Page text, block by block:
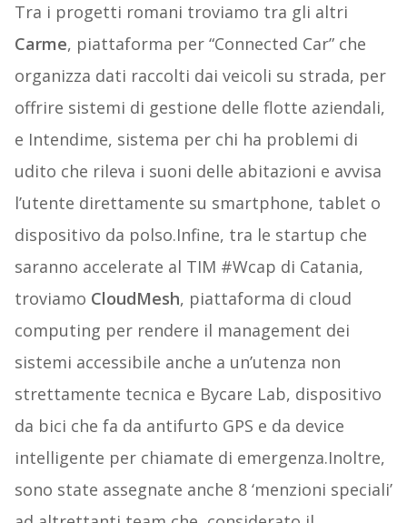
Tra i progetti romani troviamo tra gli altri
Carme, piattaforma per “Connected Car” che
organizza dati raccolti dai veicoli su strada, per
offrire sistemi di gestione delle flotte aziendali,
e Intendime, sistema per chi ha problemi di
udito che rileva i suoni delle abitazioni e avvisa
l’utente direttamente su smartphone, tablet o
dispositivo da polso.Infine, tra le startup che
saranno accelerate al TIM #Wcap di Catania,
troviamo CloudMesh, piattaforma di cloud
computing per rendere il management dei
sistemi accessibile anche a un’utenza non
strettamente tecnica e Bycare Lab, dispositivo
da bici che fa da antifurto GPS e da device
intelligente per chiamate di emergenza.Inoltre,
sono state assegnate anche 8 ‘menzioni speciali’